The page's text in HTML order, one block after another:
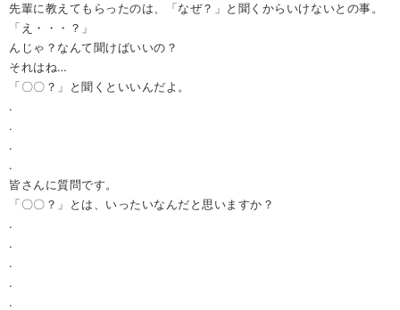
先輩に教えてもらったのは、「なぜ？」と聞くからいけないとの事。
「え・・・？」
んじゃ？なんて聞けばいいの？
それはね…
「〇〇？」と聞くといいんだよ。
.
.
.
.
皆さんに質問です。
「〇〇？」とは、いったいなんだと思いますか？
.
.
.
.
.